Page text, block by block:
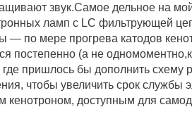
звук.Самое дельное на
ламп с LC фильтрующей
— по мере прогрева катодов
постепенно (а не
где пришлось бы дополнить схему
чтобы увеличить срок
кенотроном, доступным для